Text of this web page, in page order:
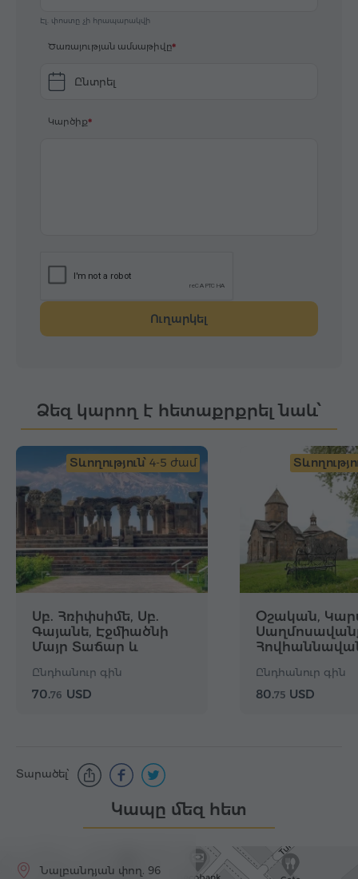
Էլ. փոստը չի հրապարակվի
Ծառայության ամսաթիվը
Ընտրել
Կարծիք
Ուղարկել
Ձեզ կարող է հետաքրքրել նաև՝
Տևողություն՝ 4-5 ժամ
Սբ. Հռիփսիմե, Սբ.
Գայանե, Էջմիածնի
Մայր Տաճար և
Զվարթնոց
Ընդհանուր գին
70.76 USD
Օշական,
Ընդհանուր գին
80.75 USD
Տարածել՝
Կապը մեզ հետ
Նալբանդյան փող. 96